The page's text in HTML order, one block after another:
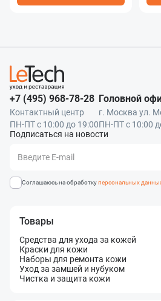
+7 (495) 968-78-28
Контактный центр
ПН-ПТ с 10:00 до 19:00
Головной
г. Москва ул.
ПН-ПТ с 10:00
Подписаться на новости
Адрес подписки успешно добавлен
Соглашаюсь на обработкуперсональных
Товары
Средства для ухода за кожей
Краски для кожи
Наборы для ремонта кожи
Уход за замшей и нубуком
Чистка и защита кожи